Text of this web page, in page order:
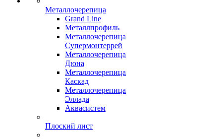
Металлочерепица
Grand Line
Металлпрофиль
Металлочерепица
Супермонтеррей
Металлочерепица
Дюна
Металлочерепица
Каскад
Металлочерепица
Эллада
Аквасистем
Плоский лист